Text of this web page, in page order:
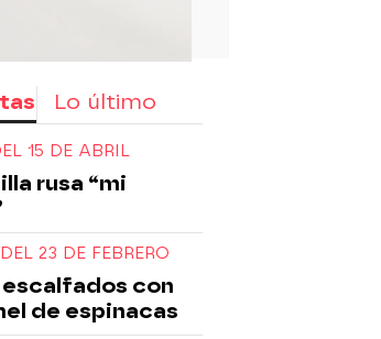
Lo último
15 DE ABRIL
rusa “mi
23 DE FEBRERO
escalfados con
de espinacas